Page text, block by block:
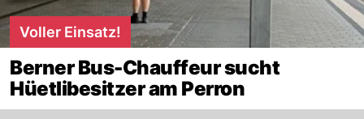
Voller Einsatz!
Berner Bus-Chauffeur sucht
Hüetlibesitzer am Perron